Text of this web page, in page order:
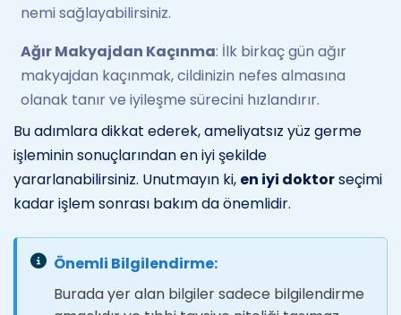
nemi sağlayabilirsiniz.
Ağır Makyajdan Kaçınma: İlk birkaç gün ağır
makyajdan kaçınmak, cildinizin nefes almasına
olanak tanır ve iyileşme sürecini hızlandırır.
Bu adımlara dikkat ederek, ameliyatsız yüz germe
işleminin sonuçlarından en iyi şekilde
yararlanabilirsiniz. Unutmayın ki, en iyi doktorseçimi
kadar işlem sonrası bakım da önemlidir.
Önemli Bilgilendirme:
Burada yer alan bilgiler sadece bilgilendirme